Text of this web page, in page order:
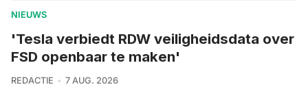
NIEUWS
'Tesla verbiedt RDW veiligheidsdata over
FSD openbaar te maken'
REDACTIE 7 AUG. 2026